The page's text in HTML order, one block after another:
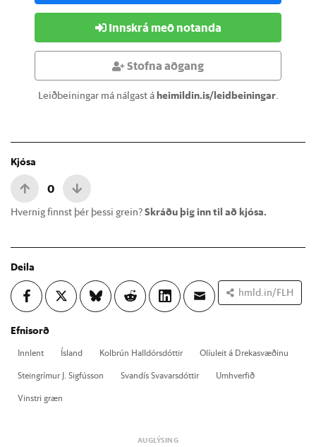
Innskrá með notanda
Stofna aðgang
Leiðbeiningar má nálgast áheimildin.is/leidbeiningar.
Kjósa
0
Hvernig finnst þér þessi grein?Skráðu þig inn til að kjósa.
Deila
hmld.in/FLH
Efnisorð
Inn­lent Ís­land Kol­brún Hall­dórs­dótt­ir
Olíu­leit á Dreka­svæð­inu
Stein­grím­ur J. Sig­fús­son
Svandís Svavars­dótt­ir
Um­hverf­ið
Vinstri græn